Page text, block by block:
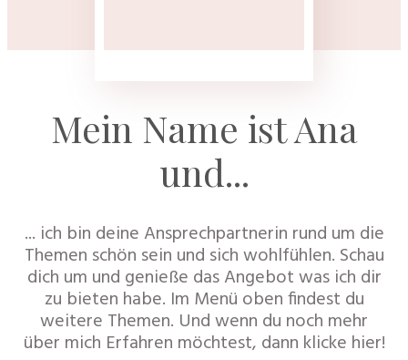
Mein Name ist Ana
und...
... ich bin deine Ansprechpartnerin rund um die
Themen schön sein und sich wohlfühlen. Schau
dich um und genieße das Angebot was ich dir
zu bieten habe. Im Menü oben findest du
weitere Themen. Und wenn du noch mehr
über mich Erfahren möchtest, dann klicke hier!